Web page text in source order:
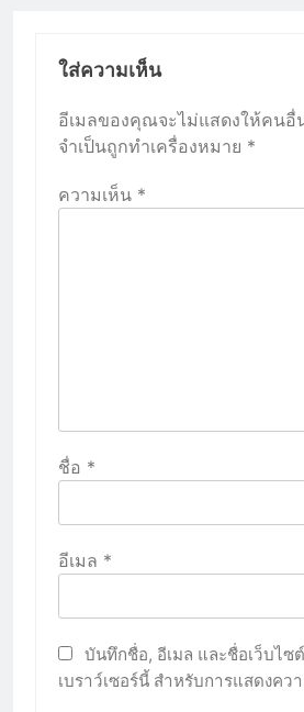
ใส่ความเห็น
อีเมลของคุณจะไม่แสดงให้คนอื่
จำเป็นถูกทำเครื่องหมาย *
ความเห็น *
ชื่อ *
อีเมล *
บันทึกชื่อ, อีเมล และชื่อเว็บไซ
เบราว์เซอร์นี้ สำหรับการแสดงคว